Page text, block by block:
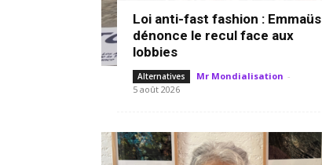
Loi anti-fast fashion : Emmaüs
dénonce le recul face aux
lobbies
Alternatives Mr Mondialisation -
5 août 2026